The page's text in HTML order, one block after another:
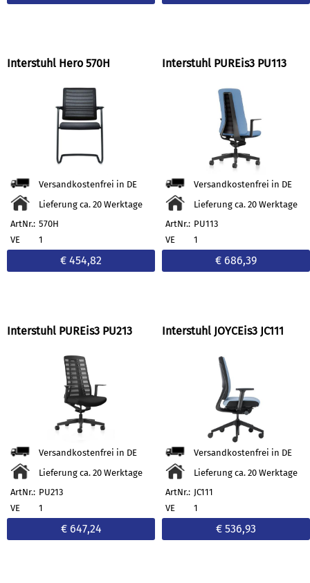
Interstuhl Hero 570H
Versandkostenfrei in DE
Lieferung ca. 20 Werktage
ArtNr.: 570H
VE
1
€ 454,82
Interstuhl PUREis3 PU113
Versandkostenfrei in DE
Lieferung ca. 20 Werktage
ArtNr.: PU113
VE
1
€ 686,39
Interstuhl PUREis3 PU213
Versandkostenfrei in DE
Lieferung ca. 20 Werktage
ArtNr.: PU213
VE
1
€ 647,24
Interstuhl JOYCEis3 JC111
Versandkostenfrei in DE
Lieferung ca. 20 Werktage
ArtNr.: JC111
VE
1
€ 536,93